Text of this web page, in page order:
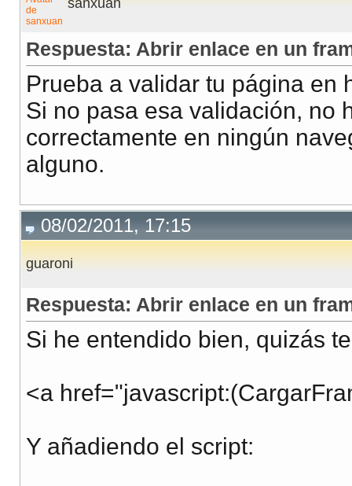
sanxuan
Respuesta: Abrir enlace en un
Prueba a validar tu página en
Si no pasa esa validación, no
correctamente en ningún
alguno.
08/02/2011, 17:15
guaroni
Respuesta: Abrir enlace en un
Si he entendido bien, quizás
<a href="javascript
Y añadiendo el script: